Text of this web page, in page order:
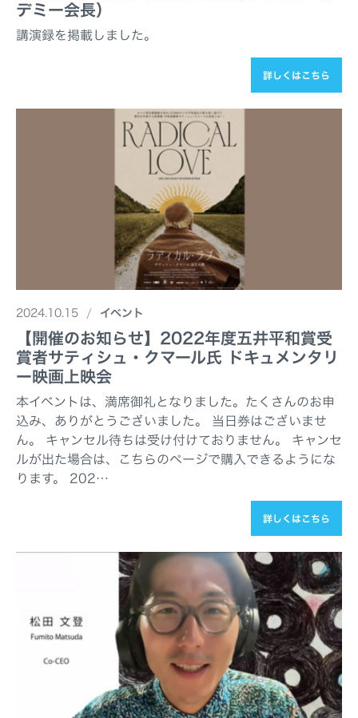
デミー会長）
講演録を掲載しました。
詳しくはこちら
2024.10.15 イベント
【開催のお知らせ】2022年度五井平和賞受
賞者サティシュ・クマール氏 ドキュメンタリ
ー映画上映会
本イベントは、満席御礼となりました。たくさんのお申
込み、ありがとうございました。 当日券はございませ
ん。 キャンセル待ちは受け付けておりません。 キャンセ
ルが出た場合は、こちらのページで購入できるようにな
ります。 202…
詳しくはこちら